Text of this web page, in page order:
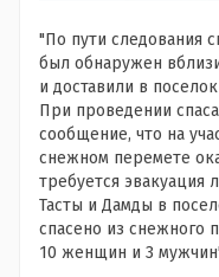
"По пути следования
был обнаружен
и доставили в
При проведении
сообщение, что на
снежном перемете
требуется эвакуация
Тасты и Дамды в
спасено из снежного
10 женщин и 3